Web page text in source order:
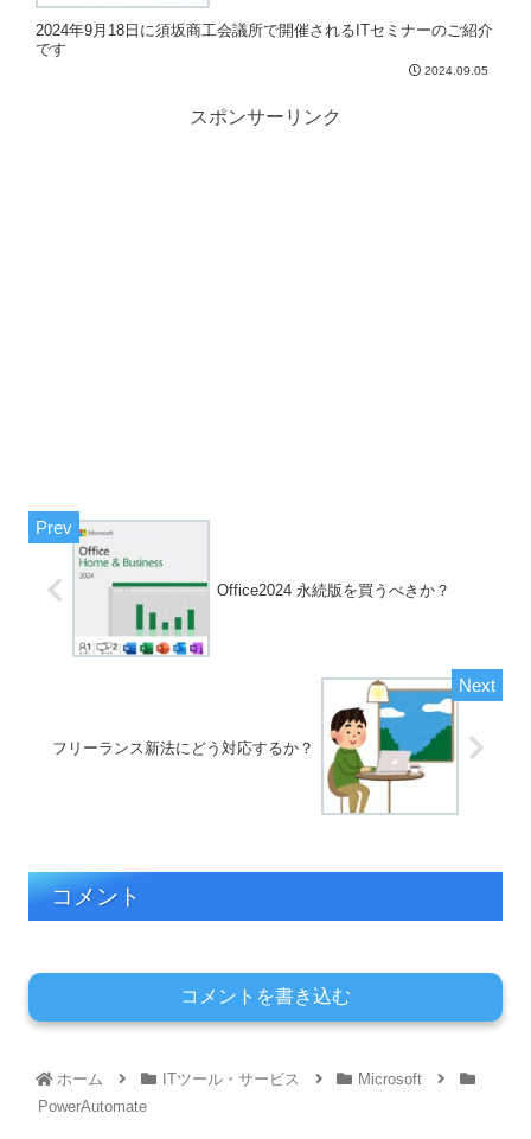
2024年9月18日に須坂商工会議所で開催されるITセミナーのご紹介
です
2024.09.05
スポンサーリンク
Office2024 永続版を買うべきか？
フリーランス新法にどう対応するか？
コメント
コメントを書き込む
ホーム ITツール・サービス
Microsoft
PowerAutomate